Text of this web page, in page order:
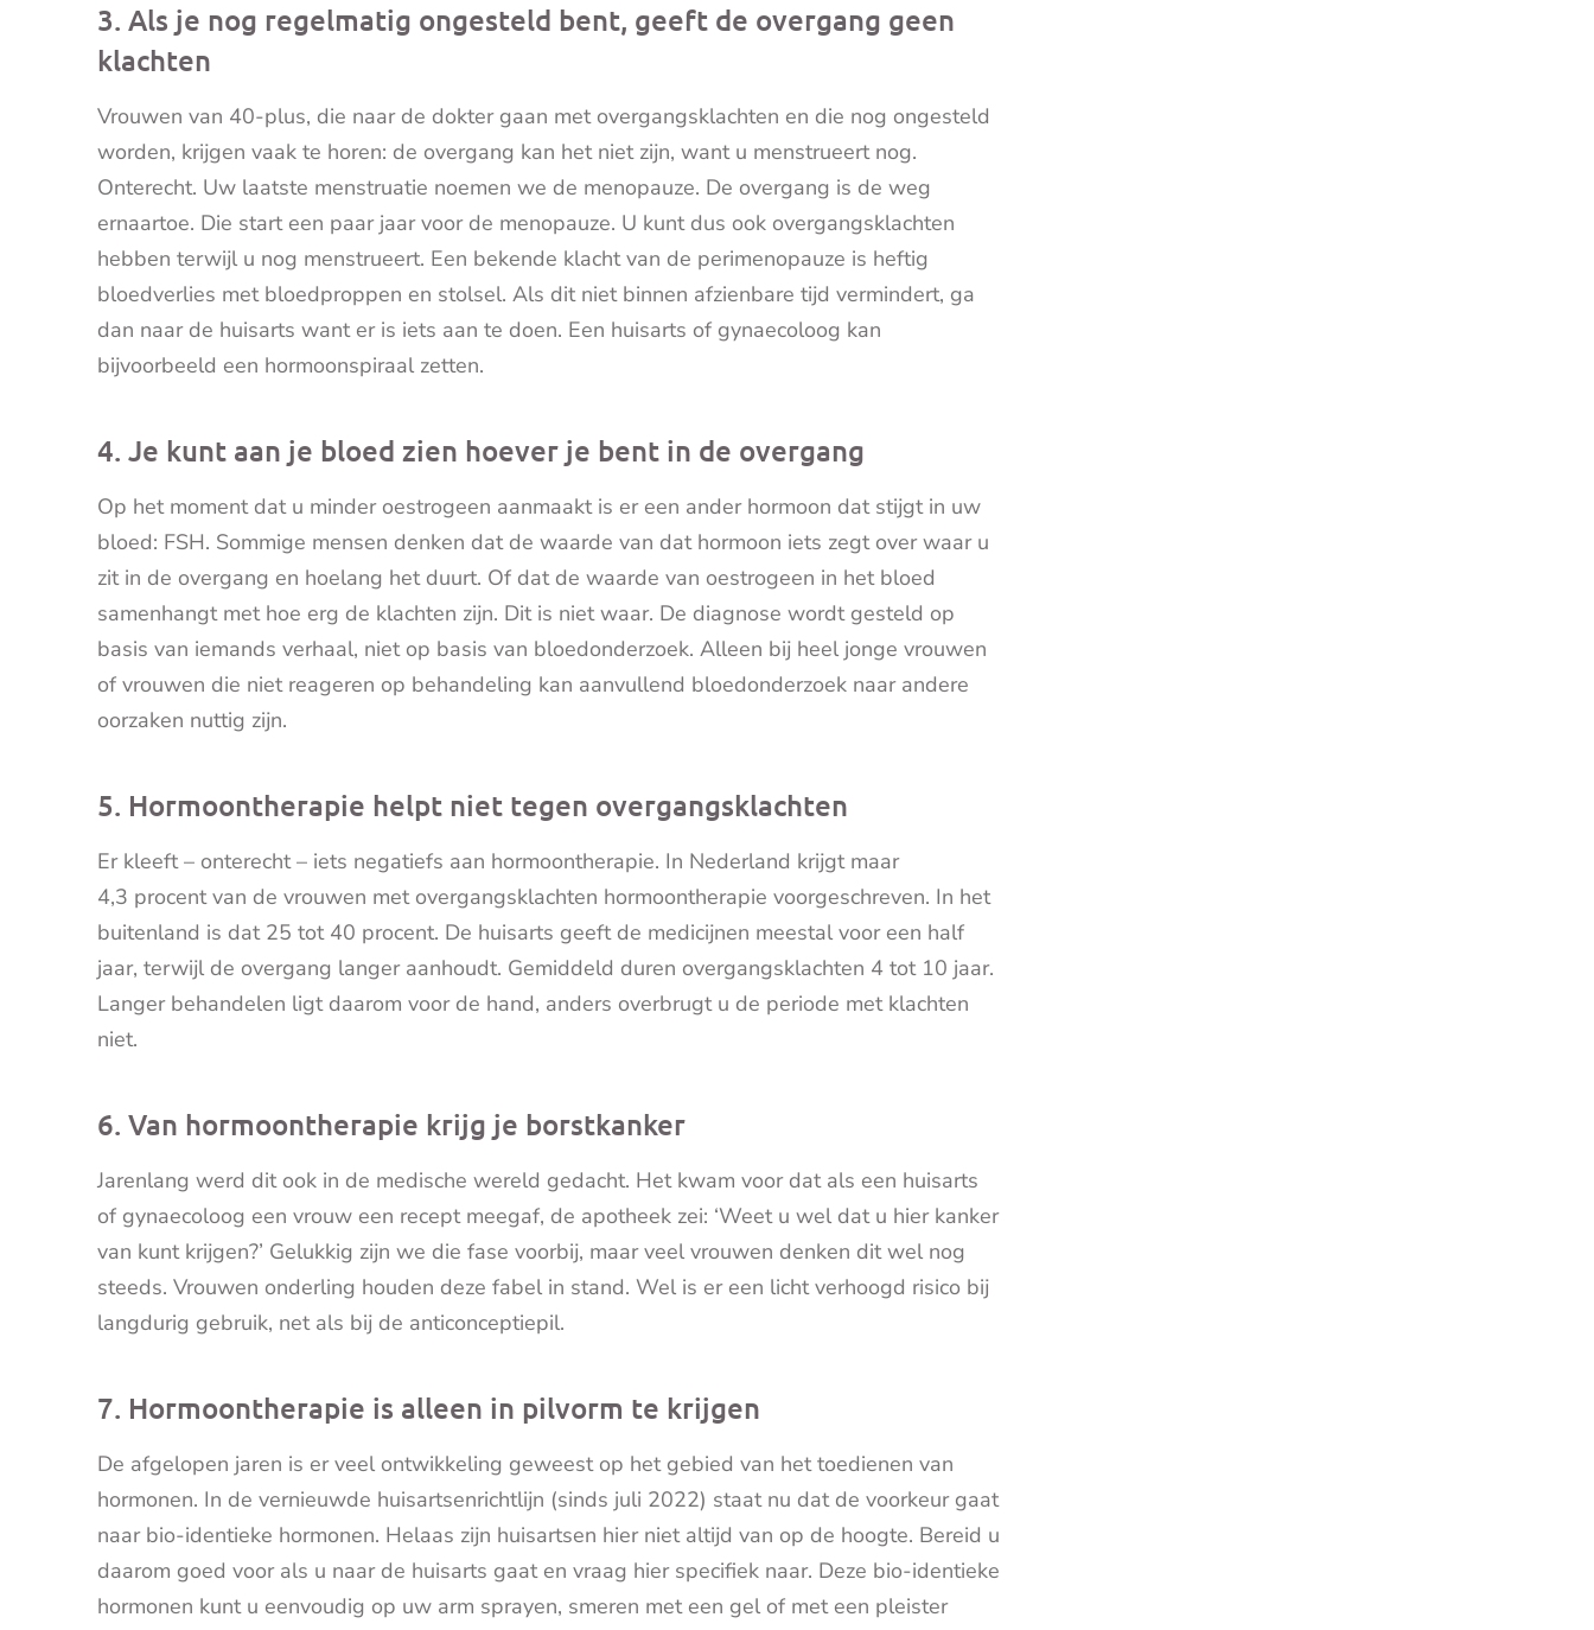
3. Als je nog regelmatig ongesteld bent, geeft de overgang geen
klachten
Vrouwen van 40-plus, die naar de dokter gaan met overgangsklachten en die nog ongesteld
worden, krijgen vaak te horen: de overgang kan het niet zijn, want u menstrueert nog.
Onterecht. Uw laatste menstruatie noemen we de menopauze. De overgang is de weg
ernaartoe. Die start een paar jaar voor de menopauze. U kunt dus ook overgangsklachten
hebben terwijl u nog menstrueert. Een bekende klacht van de perimenopauze is heftig
bloedverlies met bloedproppen en stolsel. Als dit niet binnen afzienbare tijd vermindert, ga
dan naar de huisarts want er is iets aan te doen. Een huisarts of gynaecoloog kan
bijvoorbeeld een hormoonspiraal zetten.
4. Je kunt aan je bloed zien hoever je bent in de overgang
Op het moment dat u minder oestrogeen aanmaakt is er een ander hormoon dat stijgt in uw
bloed: FSH. Sommige mensen denken dat de waarde van dat hormoon iets zegt over waar u
zit in de overgang en hoelang het duurt. Of dat de waarde van oestrogeen in het bloed
samenhangt met hoe erg de klachten zijn. Dit is niet waar. De diagnose wordt gesteld op
basis van iemands verhaal, niet op basis van bloedonderzoek. Alleen bij heel jonge vrouwen
of vrouwen die niet reageren op behandeling kan aanvullend bloedonderzoek naar andere
oorzaken nuttig zijn.
5. Hormoontherapie helpt niet tegen overgangsklachten
Er kleeft – onterecht – iets negatiefs aan hormoontherapie. In Nederland krijgt maar
4,3 procent van de vrouwen met overgangsklachten hormoontherapie voorgeschreven. In het
buitenland is dat 25 tot 40 procent. De huisarts geeft de medicijnen meestal voor een half
jaar, terwijl de overgang langer aanhoudt. Gemiddeld duren overgangsklachten 4 tot 10 jaar.
Langer behandelen ligt daarom voor de hand, anders overbrugt u de periode met klachten
niet.
6. Van hormoontherapie krijg je borstkanker
Jarenlang werd dit ook in de medische wereld gedacht. Het kwam voor dat als een huisarts
of gynaecoloog een vrouw een recept meegaf, de apotheek zei: ‘Weet u wel dat u hier kanker
van kunt krijgen?’ Gelukkig zijn we die fase voorbij, maar veel vrouwen denken dit wel nog
steeds. Vrouwen onderling houden deze fabel in stand. Wel is er een licht verhoogd risico bij
langdurig gebruik, net als bij de anticonceptiepil.
7. Hormoontherapie is alleen in pilvorm te krijgen
De afgelopen jaren is er veel ontwikkeling geweest op het gebied van het toedienen van
hormonen. In de vernieuwde huisartsenrichtlijn (sinds juli 2022) staat nu dat de voorkeur gaat
naar bio-identieke hormonen. Helaas zijn huisartsen hier niet altijd van op de hoogte. Bereid u
daarom goed voor als u naar de huisarts gaat en vraag hier specifiek naar. Deze bio-identieke
hormonen kunt u eenvoudig op uw arm sprayen, smeren met een gel of met een pleister